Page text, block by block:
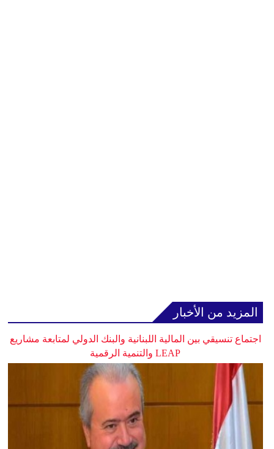
المزيد من الأخبار
اجتماع تنسيقي بين المالية اللبنانية والبنك الدولي لمتابعة مشاريع
LEAP والتنمية الرقمية